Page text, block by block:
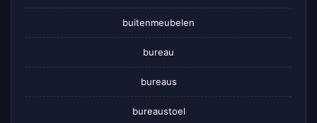
buitenmeubelen
bureau
bureaus
bureaustoel